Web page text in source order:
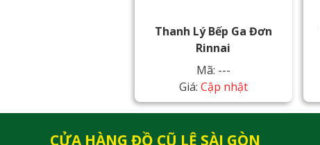
Thanh Lý Bếp Ga Đơn
Rinnai
Mã: ---
Giá: Cập nhật
CỬA HÀNG ĐỒ CŨ LỆ SÀI GÒN